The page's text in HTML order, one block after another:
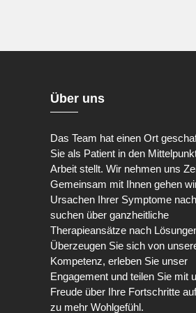
Über uns
Das Team hat einen Ort
Sie als Patient in den
Arbeit stellt. Wir nehmen uns
Gemeinsam mit Ihnen gehen
Ursachen Ihrer Symptome
suchen über ganzheitliche
Therapieansätze nach
Überzeugen Sie sich von
Kompetenz, erleben Sie unser
Engagement und teilen Sie mit
Freude über Ihre Fortschritte
zu mehr Wohlgefühl.